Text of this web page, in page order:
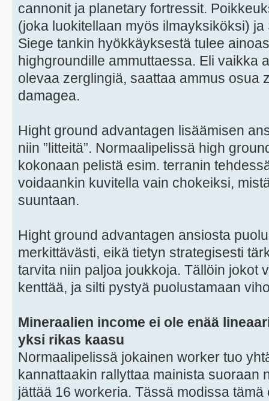
cannonit ja planetary fortressit.
(joka luokitellaan myös ilmayksiköksi)
Siege tankin hyökkäyksestä tulee
highgroundille ammuttaessa. Eli vaikka
olevaa zerglingiä, saattaa ammus osua
damagea.
Hight ground advantagen lisäämisen
niin ”litteitä”. Normaalipelissä high
kokonaan pelistä esim. terranin
voidaankin kuvitella vain chokeiksi,
suuntaan.
Hight ground advantagen ansiosta
merkittävästi, eikä tietyn strategisesti
tarvita niin paljoa joukkoja. Tällöin jokot
kenttää, ja silti pystyä puolustamaan
Mineraalien income ei ole enää
yksi rikas kaasu
Normaalipelissä jokainen worker tuo
kannattaakin rallyttaa mainista suoraan
jättää 16 workeria. Tässä modissa